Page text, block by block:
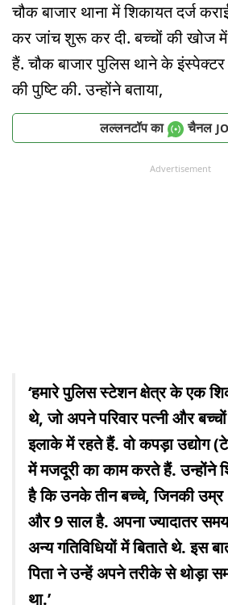
चौक बाजार थाना में शिकायत दर्ज
कर जांच शुरू कर दी. बच्चों की खोज में
हैं. चौक बाजार पुलिस थाने के इंस्पेक्टर
की पुष्टि की. उन्होंने बताया,
लल्लनटॉप का चैनल
Advertisement
‘हमारे पुलिस स्टेशन क्षेत्र के एक
थे, जो अपने परिवार पत्नी और
इलाके में रहते हैं. वो कपड़ा उद्योग
में मजदूरी का काम करते हैं. उन्होंने
है कि उनके तीन बच्चे, जिनकी
और 9 साल है. अपना ज्यादातर
अन्य गतिविधियों में बिताते थे. इस
पिता ने उन्हें अपने तरीके से थोड़ा
था.’